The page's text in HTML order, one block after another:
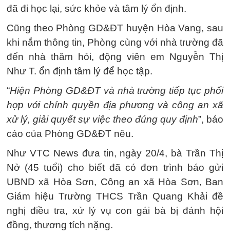
đã đi học lại, sức khỏe và tâm lý ổn định.
Cũng theo Phòng GD&ĐT huyện Hòa Vang, sau
khi nắm thông tin, Phòng cùng với nhà trường đã
đến nhà thăm hỏi, động viên em Nguyễn Thị
Như T. ổn định tâm lý để học tập.
“Hiện Phòng GD&ĐT và nhà trường tiếp tục phối
hợp với chính quyền địa phương và công an xã
xử lý, giải quyết sự việc theo đúng quy định”, báo
cáo của Phòng GD&ĐT nêu.
Như VTC News đưa tin, ngày 20/4, bà Trần Thị
Nở (45 tuổi) cho biết đã có đơn trình báo gửi
UBND xã Hòa Sơn, Công an xã Hòa Sơn, Ban
Giám hiệu Trường THCS Trần Quang Khải đề
nghị điều tra, xử lý vụ con gái bà bị đánh hội
đồng, thương tích nặng.